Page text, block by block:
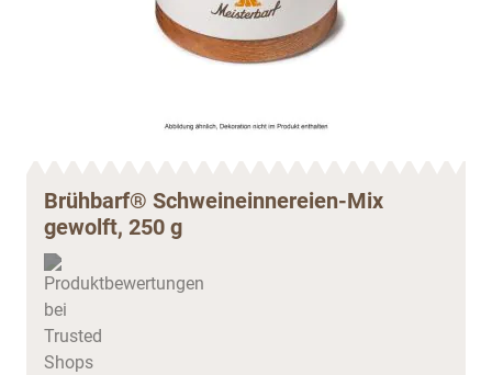
Brühbarf® Schweineinnereien-Mix
gewolft, 250 g